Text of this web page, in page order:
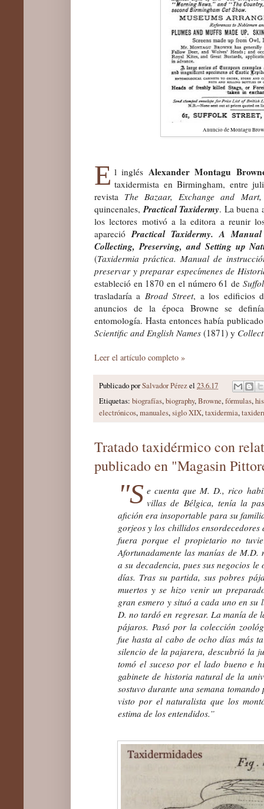
Anuncio de Montagu
E l inglés Alexander Montagu
taxidermista en Birmingham, entre
revista The Bazaar, Exchange and Mart,
quincenales, Practical Taxidermy. La buena
los lectores motivó a la editora a reunir
apareció Practical Taxidermy. A
Collecting, Preserving, and Setting up
(Taxidermia práctica. Manual de
preservar y preparar especímenes de
estableció en 1870 en el número 61 de
trasladaría a Broad Street, a los edificios
anuncios de la época Browne se
entomología. Hasta entonces había
Scientific and English Names (1871) y
Leer el artículo completo »
Publicado porSalvador Pérezel 23.6.17
Etiquetas: biografías,biography,Browne,fórmulas,
electrónicos,manuales,siglo XIX,taxidermia,
Tratado taxidérmico con
publicado en "Magasin
"S e cuenta que M. D., rico
villas de Bélgica, tenía la
afición era insoportable para su
gorjeos y los chillidos
fuera porque el propietario no
Afortunadamente las manías de
a su decadencia, pues sus negocios
días. Tras su partida, sus pobres
muertos y se hizo venir un
gran esmero y situó a cada uno en
D. no tardó en regresar. La manía de
pájaros. Pasó por la colección
fue hasta al cabo de ocho días más
silencio de la pajarera, descubrió la
tomó el suceso por el lado bueno e
gabinete de historia natural de la
sostuvo durante una semana
visto por el naturalista que los
estima de los entendidos.”